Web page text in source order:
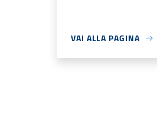
VAI ALLA PAGINA